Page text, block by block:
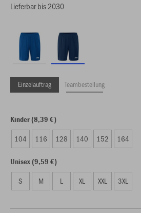
Lieferbar bis 2030
Einzelauftrag Teambestellung
Kinder (8,39 €)
104 116 128 140 152 164
Unisex (9,59 €)
S M L XL XXL 3XL